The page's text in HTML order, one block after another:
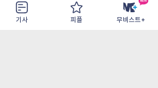
기사 피플 무비스트+